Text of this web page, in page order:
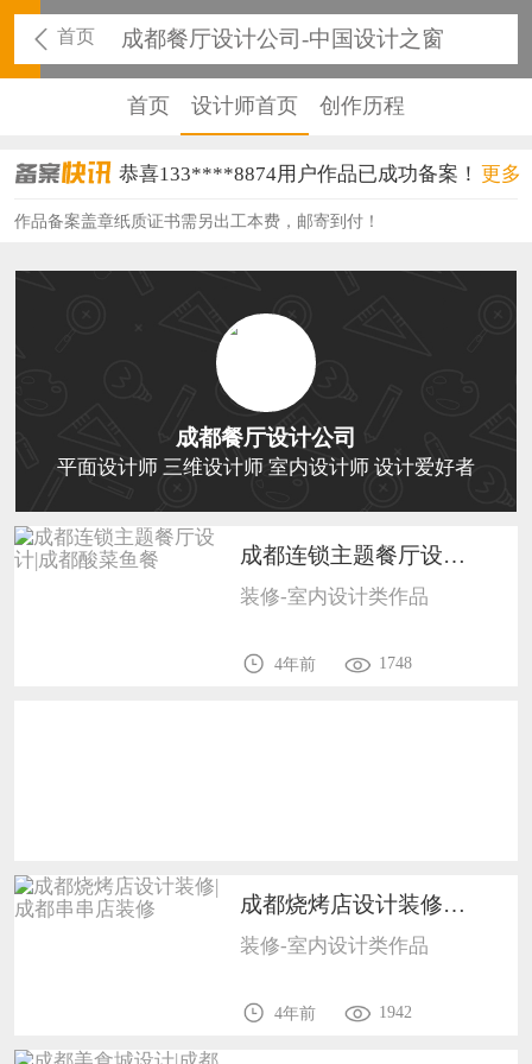
首页 成都餐厅设计公司-中国设计之窗
首页 设计师首页 创作历程
恭喜133****8874用户作品已成功备案！
恭喜138****8638用户作品已成功备案！
恭喜133****9020用户作品已成功备案！
恭喜136****9807用户作品已成功备案！
恭喜159****4930用户作品已成功备案！
恭喜150****6483用户作品已成功备案！
恭喜131****2473用户作品已成功备案！
恭喜159****4201用户作品已成功备案！
恭喜133****6466用户作品已成功备案！
恭喜131****1475用户作品已成功备案！
更多
作品备案盖章纸质证书需另出工本费，邮寄到付！
成都餐厅设计公司
平面设计师 三维设计师 室内设计师 设计爱好者
成都连锁主题餐厅设计|成都酸菜鱼餐1702
装修-室内设计类作品
4年前 1748
成都烧烤店设计装修|成都串串店装修1702
装修-室内设计类作品
4年前 1942